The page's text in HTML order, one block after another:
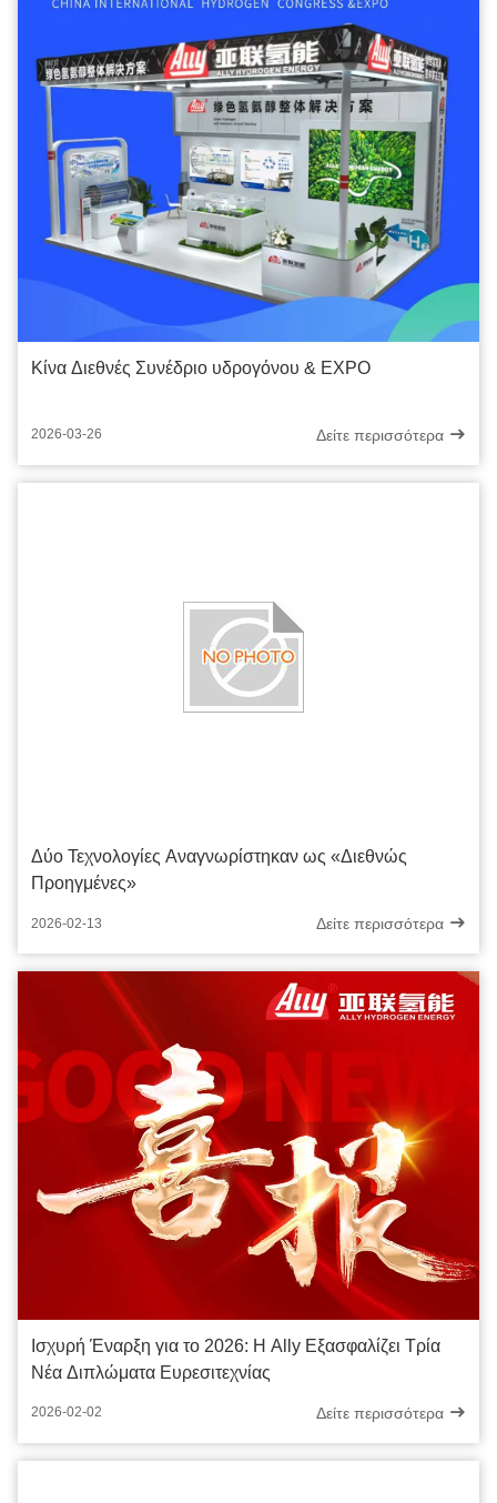
Κίνα Διεθνές Συνέδριο υδρογόνου & EXPO
2026-03-26 Δείτε περισσότερα
Δύο Τεχνολογίες Αναγνωρίστηκαν ως «Διεθνώς
Προηγμένες»
2026-02-13 Δείτε περισσότερα
Ισχυρή Έναρξη για το 2026: Η Ally Εξασφαλίζει Τρία
Νέα Διπλώματα Ευρεσιτεχνίας
2026-02-02 Δείτε περισσότερα